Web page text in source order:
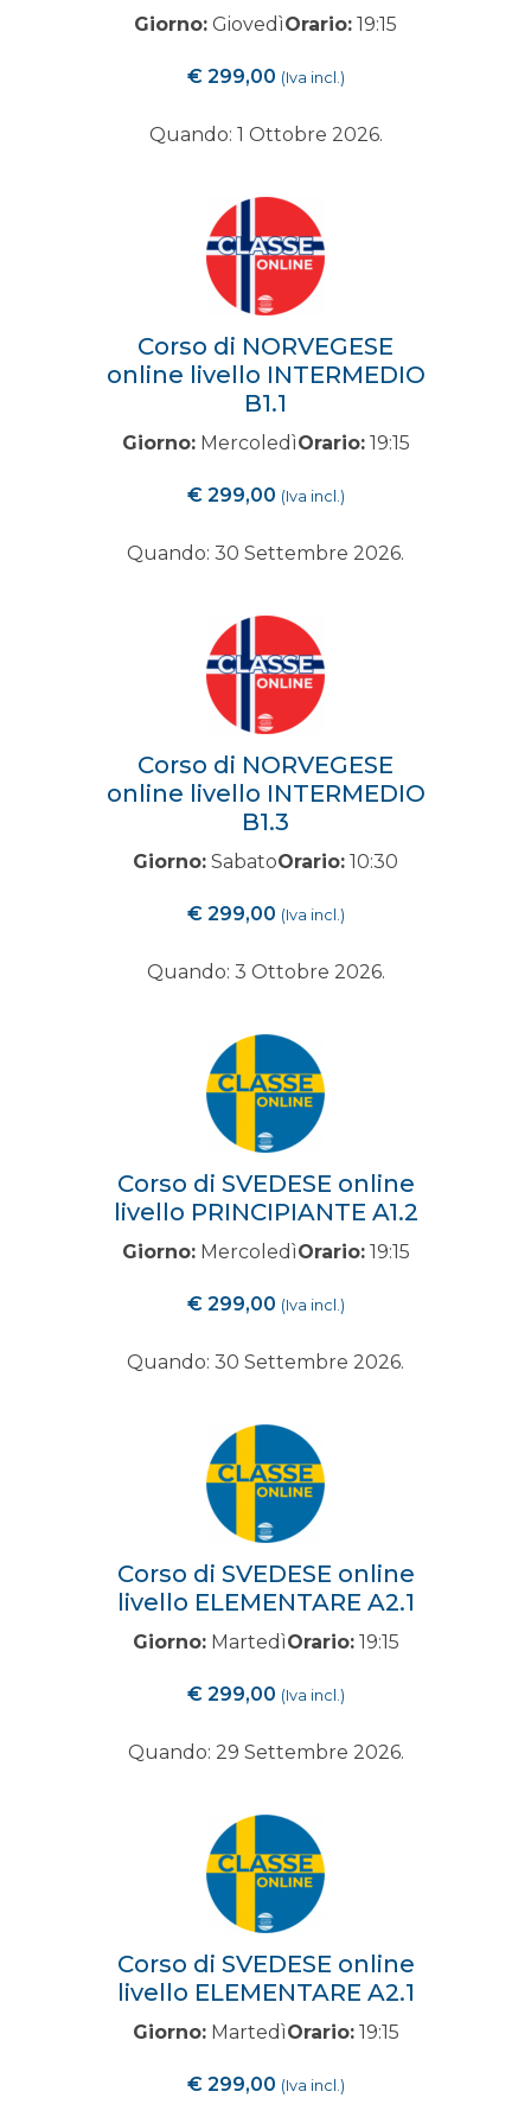
Giorno: GiovedìOrario: 19:15
€299,00 (Iva incl.)
Quando: 1 Ottobre 2026.
Corso di NORVEGESE
online livello INTERMEDIO
B1.1
Giorno:MercoledìOrario:19:15
€299,00 (Iva incl.)
Quando: 30 Settembre 2026.
Corso di NORVEGESE
online livello INTERMEDIO
B1.3
Giorno: SabatoOrario: 10:30
€299,00 (Iva incl.)
Quando: 3 Ottobre 2026.
Corso di SVEDESE online
livello PRINCIPIANTE A1.2
Giorno:MercoledìOrario:19:15
€299,00 (Iva incl.)
Quando: 30 Settembre 2026.
Corso di SVEDESE online
livello ELEMENTARE A2.1
Giorno:MartedìOrario:19:15
€299,00 (Iva incl.)
Quando: 29 Settembre 2026.
Corso di SVEDESE online
livello ELEMENTARE A2.1
Giorno:MartedìOrario:19:15
€299,00 (Iva incl.)